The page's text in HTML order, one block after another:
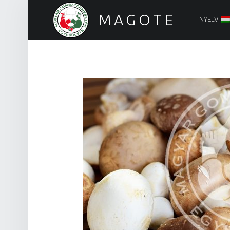
MAGOTE NYELV: